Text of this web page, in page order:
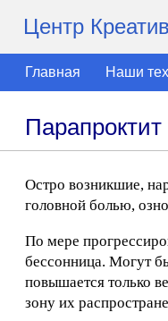
Центр
Главная Наши
Парапроктит
Остро возникшие,
головной болью,
По мере
бессонница. Могут
повышается только
зону их